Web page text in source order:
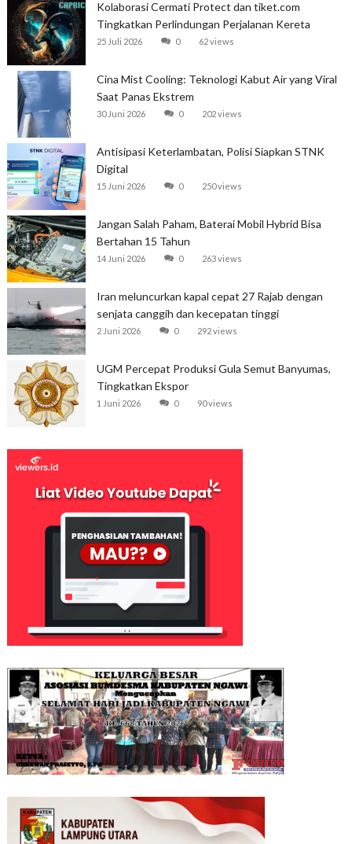
Kolaborasi Cermati Protect dan tiket.com
Tingkatkan Perlindungan Perjalanan Kereta
25 Juli 2026 0 62 views
Cina Mist Cooling: Teknologi Kabut Air yang Viral
Saat Panas Ekstrem
30 Juni 2026 0 202 views
Antisipasi Keterlambatan, Polisi Siapkan STNK
Digital
15 Juni 2026 0 250 views
Jangan Salah Paham, Baterai Mobil Hybrid Bisa
Bertahan 15 Tahun
14 Juni 2026 0 263 views
Iran meluncurkan kapal cepat 27 Rajab dengan
senjata canggih dan kecepatan tinggi
2 Juni 2026 0 292 views
UGM Percepat Produksi Gula Semut Banyumas,
Tingkatkan Ekspor
1 Juni 2026 0 90 views